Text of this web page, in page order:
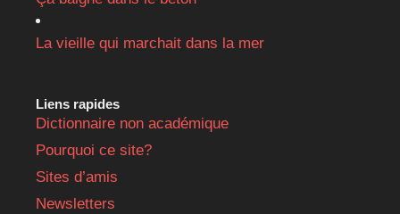
La vieille qui marchait dans la mer
Liens rapides
Dictionnaire non académique
Pourquoi ce site?
Sites d’amis
Newsletters